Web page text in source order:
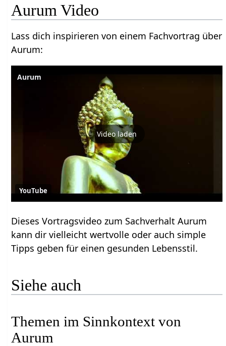
Aurum Video
Lass dich inspirieren von einem Fachvortrag über
Aurum:
Aurum
Video laden
YouTube
Dieses Vortragsvideo zum Sachverhalt Aurum
kann dir vielleicht wertvolle oder auch simple
Tipps geben für einen gesunden Lebensstil.
Siehe auch
Themen im Sinnkontext von
Aurum